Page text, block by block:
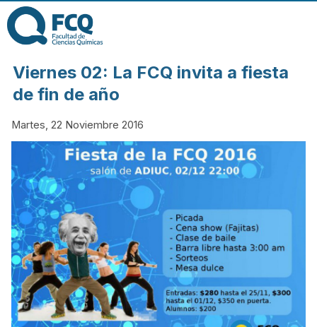
FACULTAD DE
CIENCIAS
QUÍMICAS DE
LA
UNIVERSIDAD
NACIONAL DE
CÓRDOBA
Viernes 02: La FCQ invita a fiesta
de fin de año
Martes, 22 Noviembre 2016